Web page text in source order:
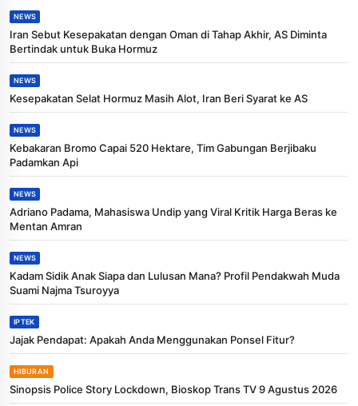
NEWS
Iran Sebut Kesepakatan dengan Oman di Tahap Akhir, AS Diminta
Bertindak untuk Buka Hormuz
NEWS
Kesepakatan Selat Hormuz Masih Alot, Iran Beri Syarat ke AS
NEWS
Kebakaran Bromo Capai 520 Hektare, Tim Gabungan Berjibaku
Padamkan Api
NEWS
Adriano Padama, Mahasiswa Undip yang Viral Kritik Harga Beras ke
Mentan Amran
NEWS
Kadam Sidik Anak Siapa dan Lulusan Mana? Profil Pendakwah Muda
Suami Najma Tsuroyya
IPTEK
Jajak Pendapat: Apakah Anda Menggunakan Ponsel Fitur?
HIBURAN
Sinopsis Police Story Lockdown, Bioskop Trans TV 9 Agustus 2026